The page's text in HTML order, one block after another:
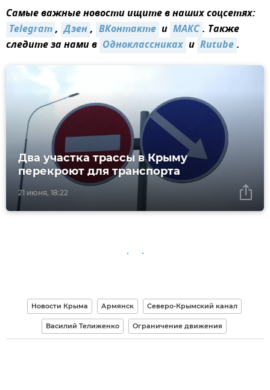
Самые важные новости ищите в наших соцсетях:
Telegram, Дзен, ВКонтакте и MAКС. Также
следите за нами в Одноклассниках и Rutube.
21 июня, 18:22
Два участка трассы в Крыму
перекроют для транспорта
Новости Крыма Армянск Северо-Крымский канал
Василий Телиженко Ограничение движения